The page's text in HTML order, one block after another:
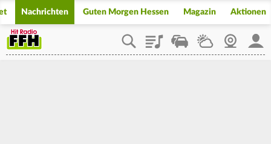
Nachrichten Guten Morgen Hessen Magazin Aktionen
PlaylistStaupilotWetterWebcam